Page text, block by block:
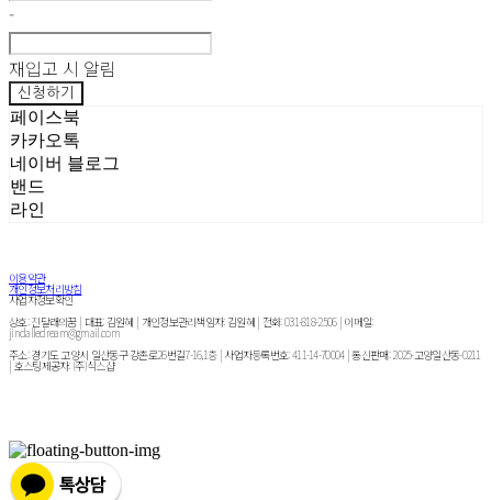
-
재입고 시 알림
신청하기
페이스북
카카오톡
네이버 블로그
밴드
라인
이용약관
개인정보처리방침
사업자정보확인
상호: 진달래의꿈 | 대표: 김원혜 | 개인정보관리책임자: 김원혜 | 전화: 031-818-2506 | 이메일:
jindalledream@gmail.com
주소: 경기도 고양시 일산동구 강촌로26번길7-16,1층 | 사업자등록번호:411-14-70004| 통신판매:2025-고양일산동-0211
| 호스팅제공자: (주)식스샵